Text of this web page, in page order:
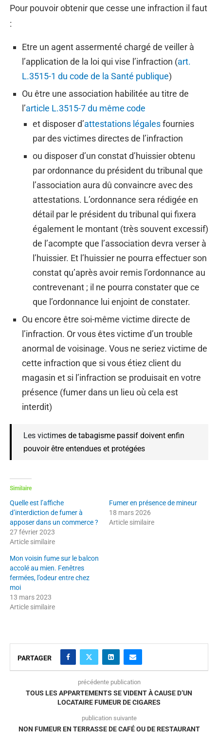
Pour pouvoir obtenir que cesse une infraction il faut
:
Etre un agent assermenté chargé de veiller à
l’application de la loi qui vise l’infraction (art.
L.3515-1 du code de la Santé publique)
Ou être une association habilitée au titre de
l’article L.3515-7 du même code
et disposer d’attestations légalesfournies
par des victimes directes de l’infraction
ou disposer d’un constat d’huissier obtenu
par ordonnance du président du tribunal que
l’association aura dû convaincre avec des
attestations. L’ordonnance sera rédigée en
détail par le président du tribunal qui fixera
également le montant (très souvent excessif)
de l’acompte que l’association devra verser à
l’huissier. Et l’huissier ne pourra effectuer son
constat qu’après avoir remis l’ordonnance au
contrevenant ; il ne pourra constater que ce
que l’ordonnance lui enjoint de constater.
Ou encore être soi-même victime directe de
l’infraction. Or vous êtes victime d’un trouble
anormal de voisinage. Vous ne seriez victime de
cette infraction que si vous étiez client du
magasin et si l’infraction se produisait en votre
présence (fumer dans un lieu où cela est
interdit)
Les victimes de tabagisme passif doivent enfin
pouvoir être entendues et protégées
Similaire
Quelle est l’affiche
d’interdiction de fumer à
apposer dans un commerce ?
27 février 2023
Article similaire
Fumer en présence de mineur
18 mars 2026
Article similaire
Mon voisin fume sur le balcon
accolé au mien. Fenêtres
fermées, l’odeur entre chez
moi
13 mars 2023
Article similaire
PARTAGER
précédente publication
TOUS LES APPARTEMENTS SE VIDENT À CAUSE D’UN
LOCATAIRE FUMEUR DE CIGARES
publication suivante
NON FUMEUR EN TERRASSE DE CAFÉ OU DE RESTAURANT